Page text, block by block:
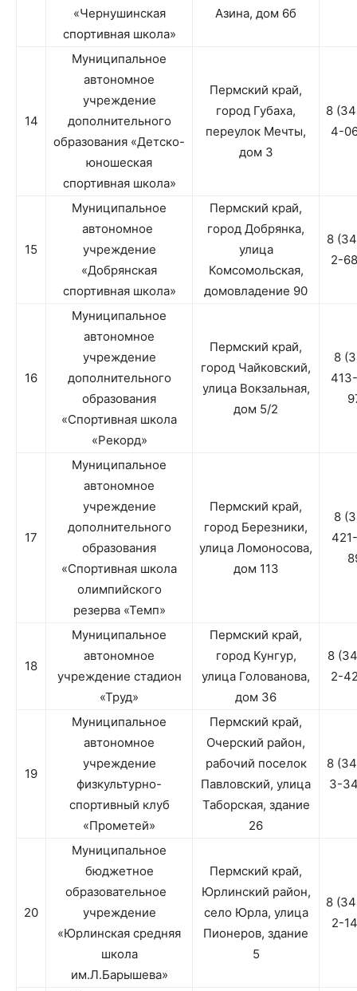
«Чернушинская
спортивная школа»
Азина, дом 6б
14
Муниципальное
автономное
учреждение
дополнительного
образования «Детско-
юношеская
спортивная школа»
Пермский край,
город Губаха,
переулок Мечты,
дом 3
8
4-
15
Муниципальное
автономное
учреждение
«Добрянская
спортивная школа»
Пермский край,
город Добрянка,
улица
Комсомольская,
домовладение 90
8
2-
16
Муниципальное
автономное
учреждение
дополнительного
образования
«Спортивная школа
«Рекорд»
Пермский край,
город Чайковский,
улица Вокзальная,
дом 5/2
8
17
Муниципальное
автономное
учреждение
дополнительного
образования
«Спортивная школа
олимпийского
резерва «Темп»
Пермский край,
город Березники,
улица Ломоносова,
дом 113
8
18
Муниципальное
автономное
учреждение стадион
«Труд»
Пермский край,
город Кунгур,
улица Голованова,
дом 36
8
2-
19
Муниципальное
автономное
учреждение
физкультурно-
спортивный клуб
«Прометей»
Пермский край,
Очерский район,
рабочий поселок
Павловский, улица
Таборская, здание
26
8
3-
20
Муниципальное
бюджетное
образовательное
учреждение
«Юрлинская средняя
школа
им.Л.Барышева»
Пермский край,
Юрлинский район,
село Юрла, улица
Пионеров, здание
5
8
2-